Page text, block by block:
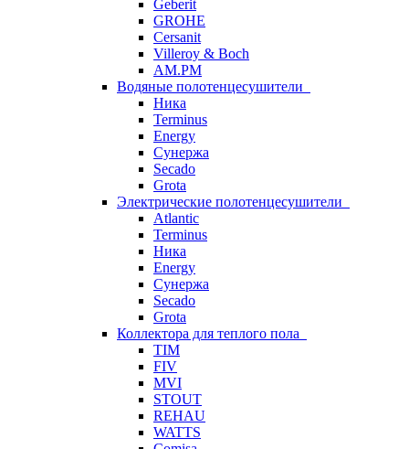
Geberit
GROHE
Cersanit
Villeroy & Boch
AM.PM
Водяные полотенцесушители
Ника
Terminus
Energy
Сунержа
Secado
Grota
Электрические полотенцесушители
Atlantic
Terminus
Ника
Energy
Сунержа
Secado
Grota
Коллектора для теплого пола
TIM
FIV
MVI
STOUT
REHAU
WATTS